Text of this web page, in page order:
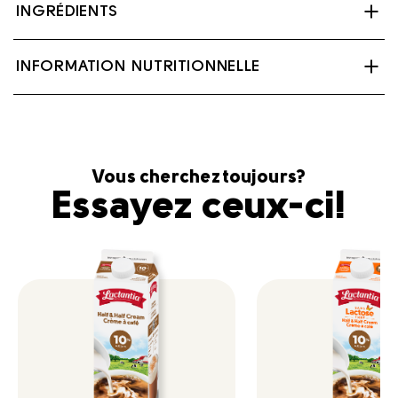
INGRÉDIENTS
Lait, Crème, Citrate de sodium, Phosphate de sodium,
INFORMATION NUTRITIONNELLE
Vous cherchez toujours?
Essayez ceux-ci!